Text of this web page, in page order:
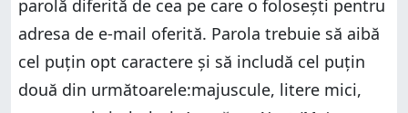
parolă diferită de cea pe care o folosești pentru
adresa de e-mail oferită. Parola trebuie să aibă
cel puțin opt caractere și să includă cel puțin
două din următoarele:majuscule, litere mici,